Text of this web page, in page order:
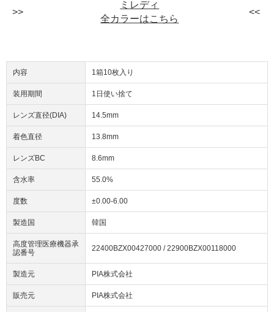
ミレディ
全カラーはこちら
内容 1箱10枚入り
装用期間 1日使い捨て
レンズ直径(DIA) 14.5mm
着色直径 13.8mm
レンズBC 8.6mm
含水率 55.0%
度数 ±0.00-6.00
製造国 韓国
高度管理医療機器承
認番号
22400BZX00427000 / 22900BZX00118000
製造元 PIA株式会社
販売元 PIA株式会社